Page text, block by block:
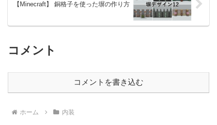
【Minecraft】 銅格子を使った塀の作り方
コメント
コメントを書き込む
ホーム 内装